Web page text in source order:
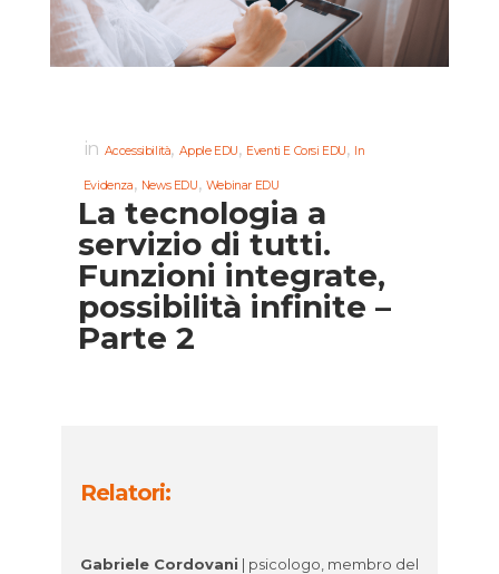
in Accessibilità, Apple EDU, Eventi E Corsi EDU, In
Evidenza, News EDU, Webinar EDU
La tecnologia a
servizio di tutti.
Funzioni integrate,
possibilità infinite –
Parte 2
Relatori:
Gabriele Cordovani | psicologo, membro del